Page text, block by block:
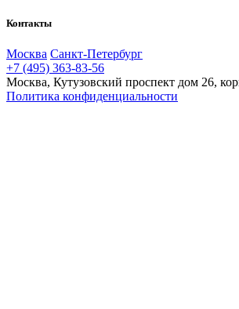
Контакты
Москва Санкт-Петербург
+7 (495) 363-83-56
Москва, Кутузовский проспект дом 26,
Политика конфиденциальности